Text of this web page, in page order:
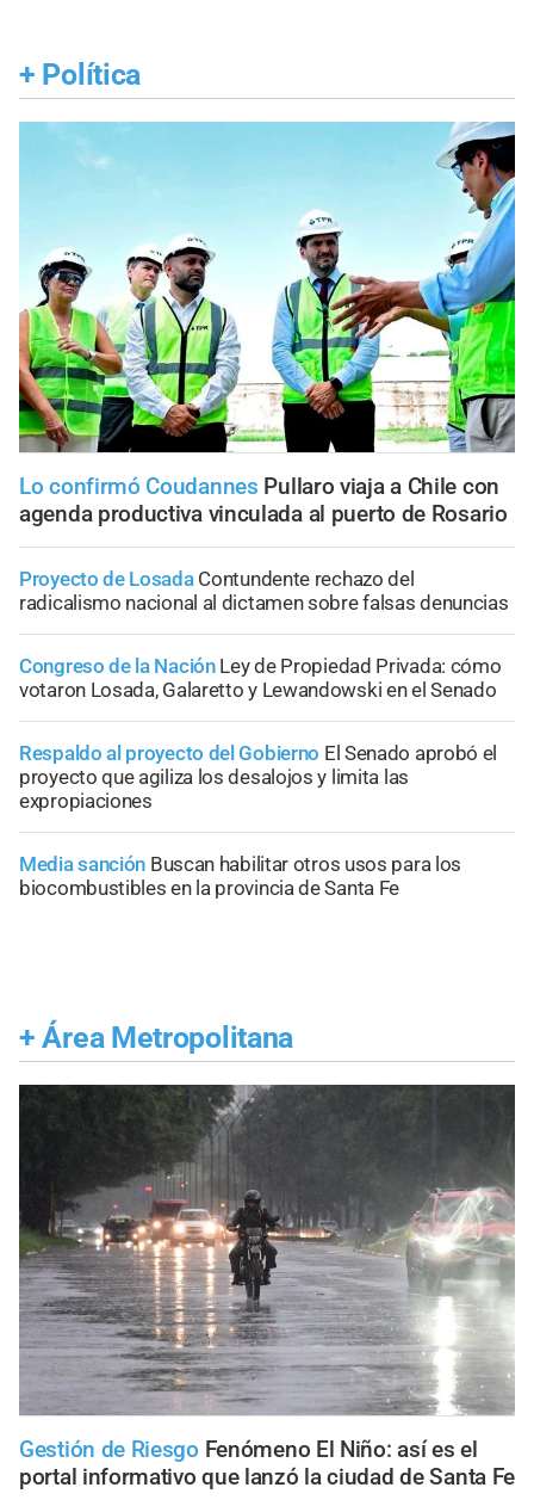
+ Política
Lo confirmó Coudannes Pullaro viaja a Chile con
agenda productiva vinculada al puerto de Rosario
Proyecto de Losada Contundente rechazo del
radicalismo nacional al dictamen sobre falsas denuncias
Congreso de la Nación Ley de Propiedad Privada: cómo
votaron Losada, Galaretto y Lewandowski en el Senado
Respaldo al proyecto del Gobierno El Senado aprobó el
proyecto que agiliza los desalojos y limita las
expropiaciones
Media sanción Buscan habilitar otros usos para los
biocombustibles en la provincia de Santa Fe
+ Área Metropolitana
Gestión de Riesgo Fenómeno El Niño: así es el
portal informativo que lanzó la ciudad de Santa Fe